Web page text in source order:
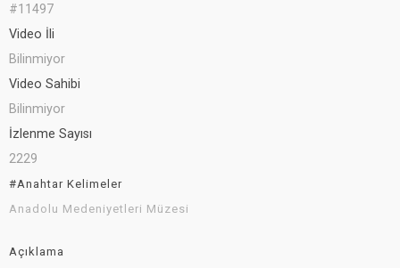
#11497
Video İli
Bilinmiyor
Video Sahibi
Bilinmiyor
İzlenme Sayısı
2229
#Anahtar Kelimeler
Anadolu Medeniyetleri Müzesi
Açıklama